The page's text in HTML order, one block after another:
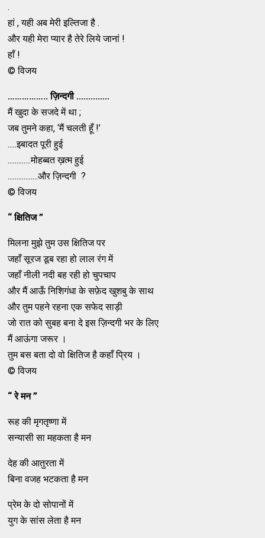
.
हां , यही अब मेरी इल्तिजा है .
और यही मेरा प्यार है तेरे लिये जानां !
हाँ !
© विजय
…………….. ज़िन्दगी ..............
मैं खुदा के सजदे में था ;
जब तुमने कहा, ‘मैं चलती हूँ !’
.....इबादत पूरी हुई
.............मोहब्बत ख़त्म हुई
.................और ज़िन्दगी ?
© विजय
“ क्षितिज ”
मिलना मुझे तुम उस क्षितिज पर
जहाँ सूरज डूब रहा हो लाल रंग में
जहाँ नीली नदी बह रही हो चुपचाप
और मैं आऊँ निशिगंधा के सफ़ेद खुशबु के साथ
और तुम पहने रहना एक सफेद साड़ी
जो रात को सुबह बना दे इस ज़िन्दगी भर के लिए
मैं आऊंगा जरूर ।
तुम बस बता दो वो क्षितिज है कहाँ प्रिय ।
© विजय
“ रे मन ”
रूह की मृगतृष्णा में
सन्यासी सा महकता है मन
देह की आतुरता में
बिना वजह भटकता है मन
प्रेम के दो सोपानों में
युग के सांस लेता है मन